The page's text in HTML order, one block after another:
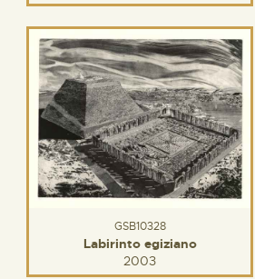
GSB10328
Labirinto egiziano
2003